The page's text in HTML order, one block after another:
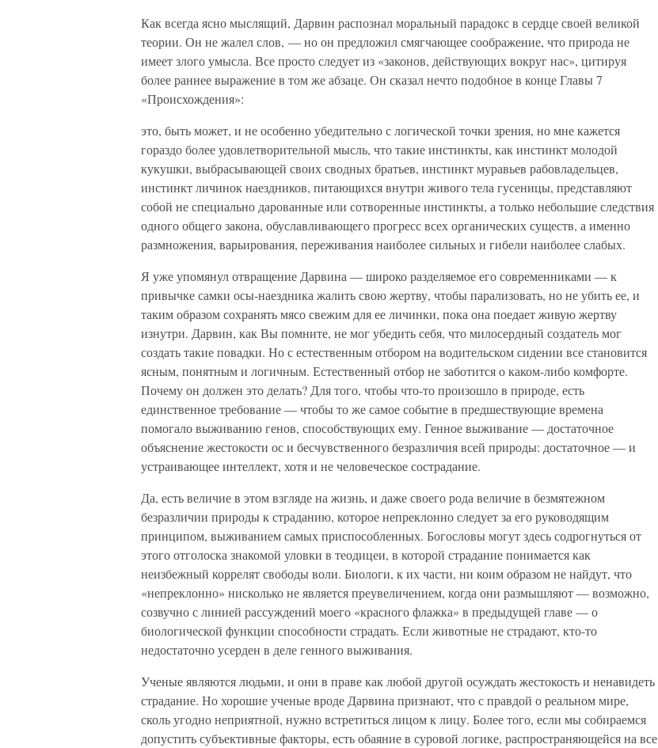
Как всегда ясно мыслящий, Дарвин распознал моральный парадокс в сердце своей великой
теории. Он не жалел слов, — но он предложил смягчающее соображение, что природа не
имеет злого умысла. Все просто следует из «законов, действующих вокруг нас», цитируя
более раннее выражение в том же абзаце. Он сказал нечто подобное в конце Главы 7
«Происхождения»:
это, быть может, и не особенно убедительно с логической точки зрения, но мне кажется
гораздо более удовлетворительной мысль, что такие инстинкты, как инстинкт молодой
кукушки, выбрасывающей своих сводных братьев, инстинкт муравьев рабовладельцев,
инстинкт личинок наездников, питающихся внутри живого тела гусеницы, представляют
собой не специально дарованные или сотворенные инстинкты, а только небольшие следствия
одного общего закона, обуславливающего прогресс всех органических существ, а именно
размножения, варьирования, переживания наиболее сильных и гибели наиболее слабых.
Я уже упомянул отвращение Дарвина — широко разделяемое его современниками — к
привычке самки осы-наездника жалить свою жертву, чтобы парализовать, но не убить ее, и
таким образом сохранять мясо свежим для ее личинки, пока она поедает живую жертву
изнутри. Дарвин, как Вы помните, не мог убедить себя, что милосердный создатель мог
создать такие повадки. Но с естественным отбором на водительском сидении все становится
ясным, понятным и логичным. Естественный отбор не заботится о каком-либо комфорте.
Почему он должен это делать? Для того, чтобы что-то произошло в природе, есть
единственное требование — чтобы то же самое событие в предшествующие времена
помогало выживанию генов, способствующих ему. Генное выживание — достаточное
объяснение жестокости ос и бесчувственного безразличия всей природы: достаточное — и
устраивающее интеллект, хотя и не человеческое сострадание.
Да, есть величие в этом взгляде на жизнь, и даже своего рода величие в безмятежном
безразличии природы к страданию, которое непреклонно следует за его руководящим
принципом, выживанием самых приспособленных. Богословы могут здесь содрогнуться от
этого отголоска знакомой уловки в теодицеи, в которой страдание понимается как
неизбежный коррелят свободы воли. Биологи, к их части, ни коим образом не найдут, что
«непреклонно» нисколько не является преувеличением, когда они размышляют — возможно,
созвучно с линией рассуждений моего «красного флажка» в предыдущей главе — о
биологической функции способности страдать. Если животные не страдают, кто-то
недостаточно усерден в деле генного выживания.
Ученые являются людьми, и они в праве как любой другой осуждать жестокость и ненавидеть
страдание. Но хорошие ученые вроде Дарвина признают, что с правдой о реальном мире,
сколь угодно неприятной, нужно встретиться лицом к лицу. Более того, если мы собираемся
допустить субъективные факторы, есть обаяние в суровой логике, распространяющейся на все